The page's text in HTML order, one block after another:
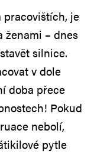
pracovištích, je
ženami – dnes
silnice.
v dole
doba přece
Pokud
nebolí,
pytle